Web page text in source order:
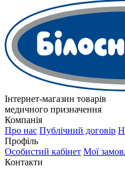
Інтернет-магазин товарів
медичного призначення
Компанія
Про нас Публічний договір
Профіль
Особистий кабінет Мої
Контакти